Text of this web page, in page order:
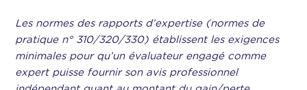
Les normes des rapports d’expertise (normes de
pratique n° 310/320/330) établissent les exigences
minimales pour qu’un évaluateur engagé comme
expert puisse fournir son avis professionnel